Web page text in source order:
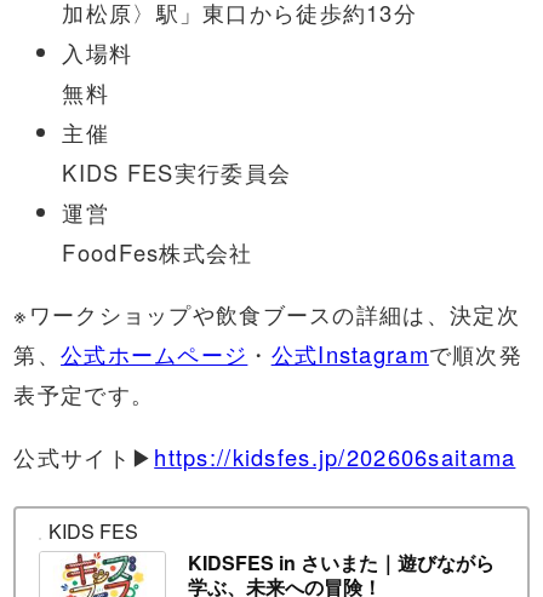
加松原〉駅」東口から徒歩約13分
入場料
無料
主催
KIDS FES実行委員会
運営
FoodFes株式会社
※ワークショップや飲食ブースの詳細は、決定次
第、公式ホームページ ・ 公式Instagramで順次発
表予定です。
公式サイト▶https://kidsfes.jp/202606saitama
KIDS FES
KIDSFES in さいまた｜遊びながら
学ぶ、未来への冒険！